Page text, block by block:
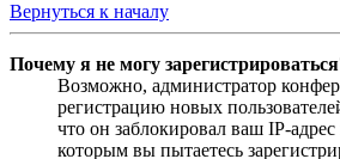
Вернуться к началу
Почему я не могу
Возможно, администратор
регистрацию новых
что он заблокировал ваш IP-
которым вы пытаетесь